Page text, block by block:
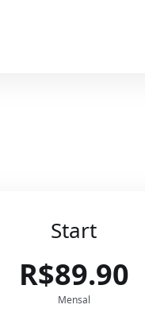
Start
R$89.90
Mensal